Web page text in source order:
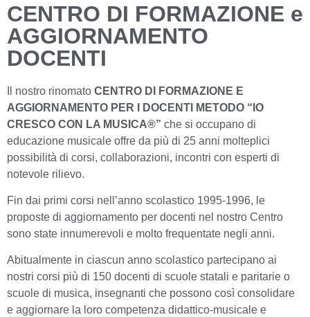
CENTRO DI FORMAZIONE e
AGGIORNAMENTO
DOCENTI
Il nostro rinomato CENTRO DI FORMAZIONE E
AGGIORNAMENTO PER I DOCENTI METODO “IO
CRESCO CON LA MUSICA®” che si occupano di
educazione musicale offre da più di 25 anni molteplici
possibilità di corsi, collaborazioni, incontri con esperti di
notevole rilievo.
Fin dai primi corsi nell’anno scolastico 1995-1996, le
proposte di aggiornamento per docenti nel nostro Centro
sono state innumerevoli e molto frequentate negli anni.
Abitualmente in ciascun anno scolastico partecipano ai
nostri corsi più di 150 docenti di scuole statali e paritarie o
scuole di musica, insegnanti che possono così consolidare
e aggiornare la loro competenza didattico-musicale e